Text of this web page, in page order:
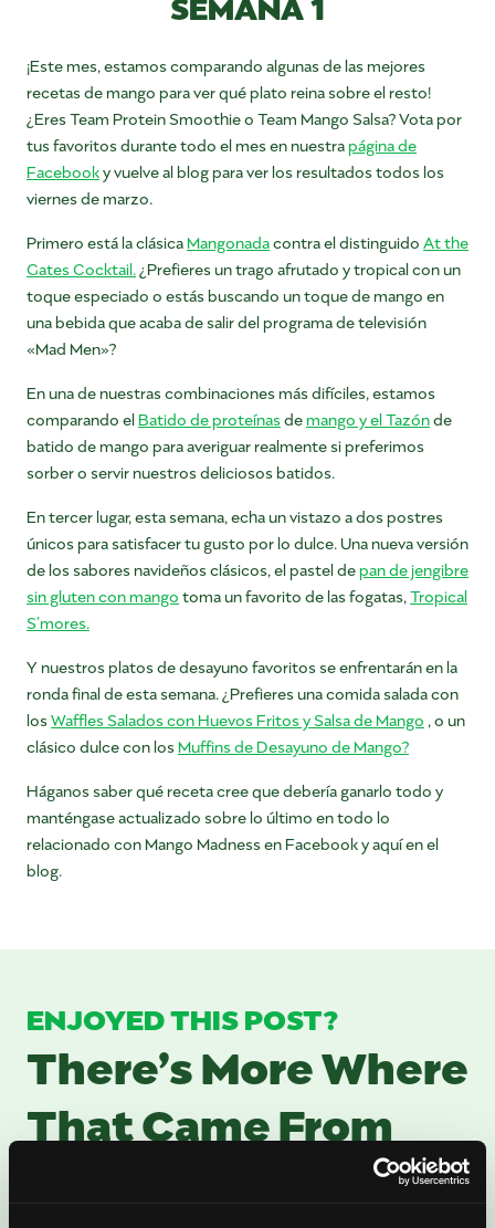
¡Este mes, estamos comparando algunas de las mejores
recetas de mango para ver qué plato reina sobre el resto!
¿Eres Team Protein Smoothie o Team Mango Salsa? Vota por
tus favoritos durante todo el mes en nuestrapágina de
Facebooky vuelve al blog para ver los resultados todos los
viernes de marzo.
Primero está la clásicaMangonadacontra el distinguido At the
Gates Cocktail. ¿Prefieres un trago afrutado y tropical con un
toque especiado o estás buscando un toque de mango en
una bebida que acaba de salir del programa de televisión
«Mad Men»?
En una de nuestras combinaciones más difíciles, estamos
comparando elBatido de proteínasdemango y el Tazónde
batido de mango para averiguar realmente si preferimos
sorber o servir nuestros deliciosos batidos.
En tercer lugar, esta semana, echa un vistazo a dos postres
únicos para satisfacer tu gusto por lo dulce. Una nueva versión
de los sabores navideños clásicos, el pastel depan de jengibre
sin gluten con mango toma un favorito de las fogatas, Tropical
S’mores.
Y nuestros platos de desayuno favoritos se enfrentarán en la
ronda final de esta semana. ¿Prefieres una comida salada con
losWaffles Salados con Huevos Fritos y Salsa de Mango , o un
clásico dulce con losMuffins de Desayuno de Mango?
Háganos saber qué receta cree que debería ganarlo todo y
manténgase actualizado sobre lo último en todo lo
relacionado con Mango Madness en Facebook y aquí en el
blog.
ENJOYED THIS POST?
There’s More Where
That Came From
Sign up for our newsletter to get fresh